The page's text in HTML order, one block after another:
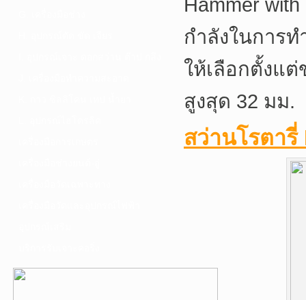
Hammer
กำลังในการท
ให้เลือกตั้งแ
สูงสุด 32 มม.
สว่านโรตารี่